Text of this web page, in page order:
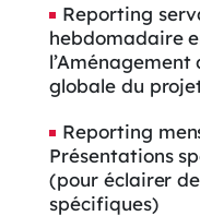
Reporting
hebdomadaire
globale du
Reporting
Présentations
(pour éclairer
spécifiques)